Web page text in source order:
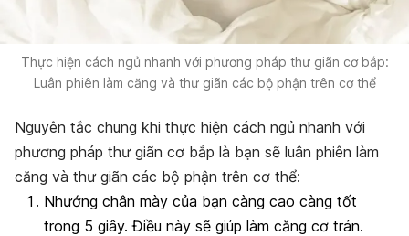
Thực hiện cách ngủ nhanh với phương pháp thư giãn cơ bắp:
Luân phiên làm căng và thư giãn các bộ phận trên cơ thể
Nguyên tắc chung khi thực hiện cách ngủ nhanh với
phương pháp thư giãn cơ bắp là bạn sẽ luân phiên làm
căng và thư giãn các bộ phận trên cơ thể:
Nhướng chân mày của bạn càng cao càng tốt
trong 5 giây. Điều này sẽ giúp làm căng cơ trán.